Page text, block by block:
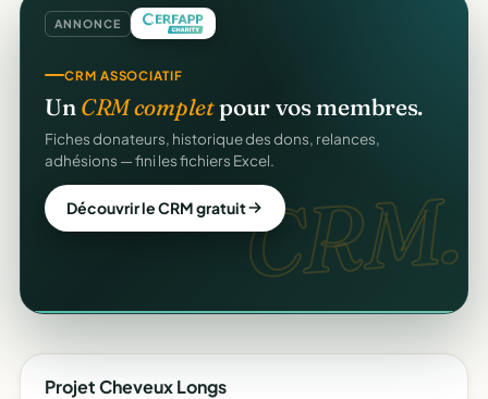
ANNONCE
CRM.
CRM ASSOCIATIF
UnCRM completpour vos membres.
Fiches donateurs, historique des dons, relances,
adhésions — fini les fichiers Excel.
Découvrir le CRM gratuit
COLLECTE DE DONS
Collectez des donsen ligne.
Campagnes, paiement sécurisé, reçu fiscal instantané
pour chaque donateur. 100 % gratuit.
Lancer ma collecte
Projet Cheveux Longs